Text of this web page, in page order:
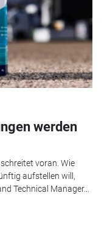
werden
voran. Wie
aufstellen will,
Technical Manager...